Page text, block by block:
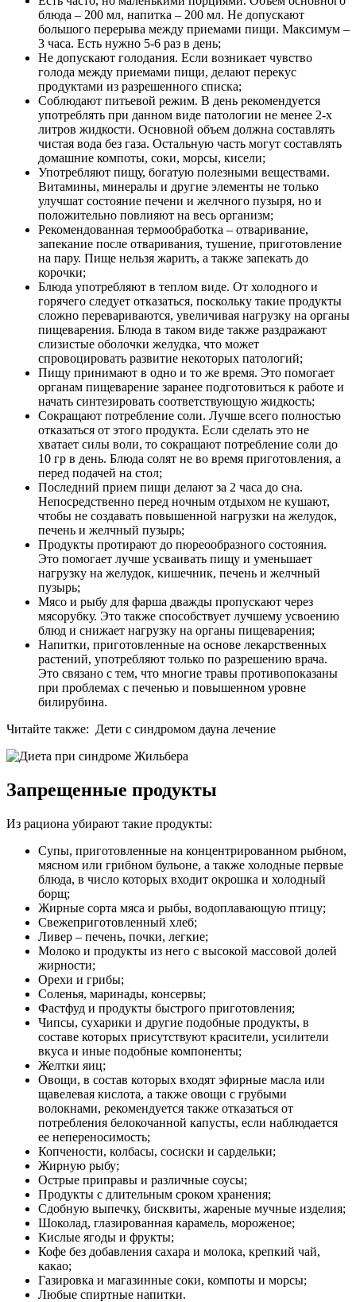
блюда – 200 мл, напитка – 200 мл. Не допускают
большого перерыва между приемами пищи. Максимум –
3 часа. Есть нужно 5-6 раз в день;
Не допускают голодания. Если возникает чувство
голода между приемами пищи, делают перекус
продуктами из разрешенного списка;
Соблюдают питьевой режим. В день рекомендуется
употреблять при данном виде патологии не менее 2-х
литров жидкости. Основной объем должна составлять
чистая вода без газа. Остальную часть могут составлять
домашние компоты, соки, морсы, кисели;
Употребляют пищу, богатую полезными веществами.
Витамины, минералы и другие элементы не только
улучшат состояние печени и желчного пузыря, но и
положительно повлияют на весь организм;
Рекомендованная термообработка – отваривание,
запекание после отваривания, тушение, приготовление
на пару. Пище нельзя жарить, а также запекать до
корочки;
Блюда употребляют в теплом виде. От холодного и
горячего следует отказаться, поскольку такие продукты
сложно перевариваются, увеличивая нагрузку на органы
пищеварения. Блюда в таком виде также раздражают
слизистые оболочки желудка, что может
спровоцировать развитие некоторых патологий;
Пищу принимают в одно и то же время. Это помогает
органам пищеварение заранее подготовиться к работе и
начать синтезировать соответствующую жидкость;
Сокращают потребление соли. Лучше всего полностью
отказаться от этого продукта. Если сделать это не
хватает силы воли, то сокращают потребление соли до
10 гр в день. Блюда солят не во время приготовления, а
перед подачей на стол;
Последний прием пищи делают за 2 часа до сна.
Непосредственно перед ночным отдыхом не кушают,
чтобы не создавать повышенной нагрузки на желудок,
печень и желчный пузырь;
Продукты протирают до пюреообразного состояния.
Это помогает лучше усваивать пищу и уменьшает
нагрузку на желудок, кишечник, печень и желчный
пузырь;
Мясо и рыбу для фарша дважды пропускают через
мясорубку. Это также способствует лучшему усвоению
блюд и снижает нагрузку на органы пищеварения;
Напитки, приготовленные на основе лекарственных
растений, употребляют только по разрешению врача.
Это связано с тем, что многие травы противопоказаны
при проблемах с печенью и повышенном уровне
билирубина.
Читайте также: Дети с синдромом дауна лечение
Запрещенные продукты
Из рациона убирают такие продукты:
Супы, приготовленные на концентрированном рыбном,
мясном или грибном бульоне, а также холодные первые
блюда, в число которых входит окрошка и холодный
борщ;
Жирные сорта мяса и рыбы, водоплавающую птицу;
Свежеприготовленный хлеб;
Ливер – печень, почки, легкие;
Молоко и продукты из него с высокой массовой долей
жирности;
Орехи и грибы;
Соленья, маринады, консервы;
Фастфуд и продукты быстрого приготовления;
Чипсы, сухарики и другие подобные продукты, в
составе которых присутствуют красители, усилители
вкуса и иные подобные компоненты;
Желтки яиц;
Овощи, в состав которых входят эфирные масла или
щавелевая кислота, а также овощи с грубыми
волокнами, рекомендуется также отказаться от
потребления белокочанной капусты, если наблюдается
ее непереносимость;
Копчености, колбасы, сосиски и сардельки;
Жирную рыбу;
Острые приправы и различные соусы;
Продукты с длительным сроком хранения;
Сдобную выпечку, бисквиты, жареные мучные изделия;
Шоколад, глазированная карамель, мороженое;
Кислые ягоды и фрукты;
Кофе без добавления сахара и молока, крепкий чай,
какао;
Газировка и магазинные соки, компоты и морсы;
Любые спиртные напитки.